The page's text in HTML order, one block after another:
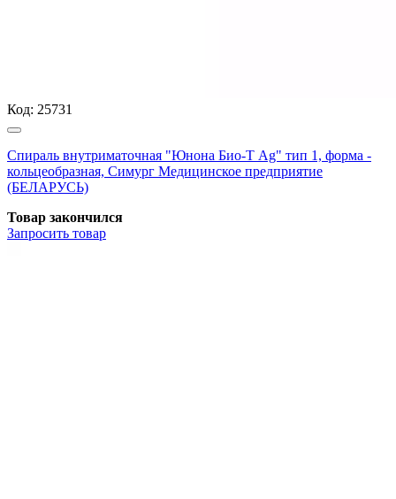
Код: 25731
Спираль внутриматочная "Юнона Био-Т Ag" тип 1, форма -
кольцеобразная, Симург Медицинское предприятие
(БЕЛАРУСЬ)
Товар закончился
Запросить товар